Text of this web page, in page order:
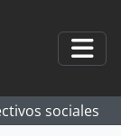
sociales